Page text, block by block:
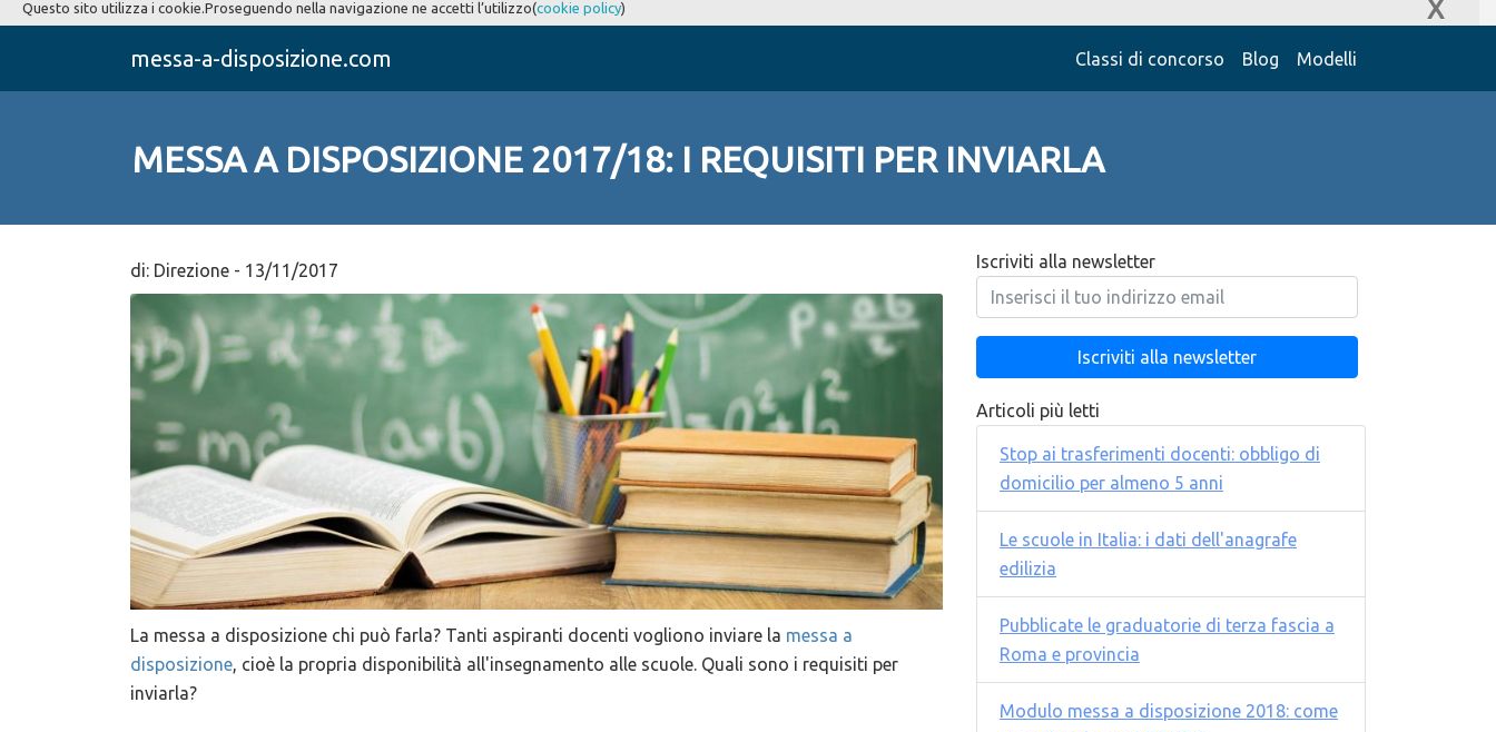
Questo sito utilizza i cookie.Proseguendo nella navigazione ne accetti l’utilizzo(cookie policy) X
messa-a-disposizione.com Classi di concorso Blog Modelli
MESSA A DISPOSIZIONE 2017/18: I REQUISITI PER INVIARLA
di: Direzione - 13/11/2017
La messa a disposizione chi può farla? Tanti aspiranti docenti vogliono inviare la messa a
disposizione, cioè la propria disponibilità all'insegnamento alle scuole. Quali sono i requisiti per
inviarla?
Iscriviti alla newsletter
Articoli più letti
Stop ai trasferimenti docenti: obbligo di
domicilio per almeno 5 anni
Le scuole in Italia: i dati dell'anagrafe
edilizia
Pubblicate le graduatorie di terza fascia a
Roma e provincia
Modulo messa a disposizione 2018: come